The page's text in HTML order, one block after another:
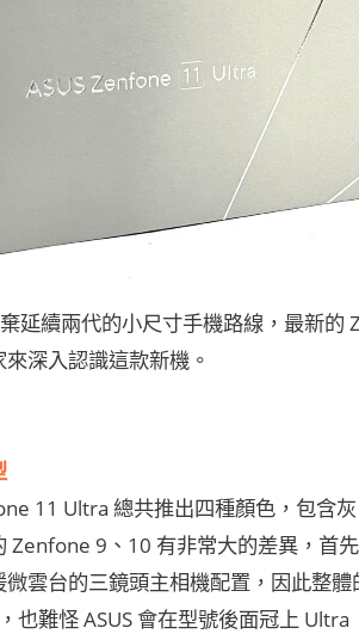
延續兩代的小尺寸手機路線，最新
深入認識這款新機。
11 Ultra 總共推出四種顏色，包含
Zenfone 9、10 有非常大的差異，首
微雲台的三鏡頭主相機配置，因此整
也難怪 ASUS 會在型號後面冠上 Ultra